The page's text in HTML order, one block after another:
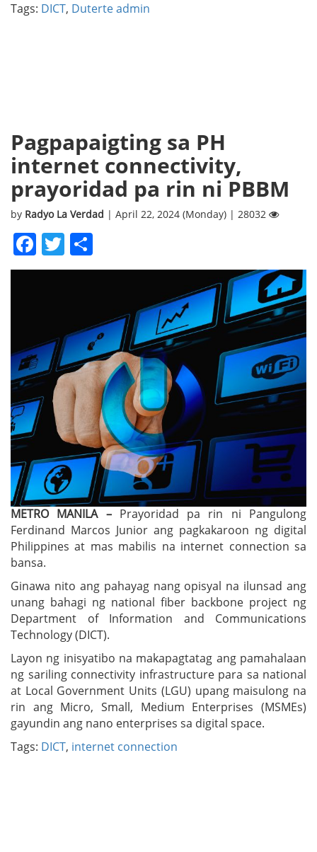
Tags: DICT, Duterte admin
Pagpapaigting sa PH
internet connectivity,
prayoridad pa rin ni PBBM
by Radyo La Verdad | April 22, 2024 (Monday) | 28032
Facebook
Twitter
METRO MANILA –Prayoridad pa rin ni Pangulong
Ferdinand Marcos Junior ang pagkakaroon ng digital
Philippines at mas mabilis na internet connection sa
bansa.
Ginawa nito ang pahayag nang opisyal na ilunsad ang
unang bahagi ng national fiber backbone project ng
Department of Information and Communications
Technology (DICT).
Layon ng inisyatibo na makapagtatag ang pamahalaan
ng sariling connectivity infrastructure para sa national
at Local Government Units (LGU) upang maisulong na
rin ang Micro, Small, Medium Enterprises (MSMEs)
gayundin ang nano enterprises sa digital space.
Tags: DICT, internet connection